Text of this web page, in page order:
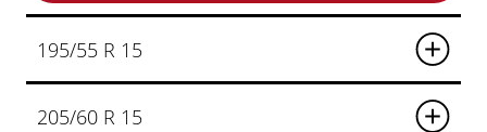
195/55 R 15
205/60 R 15